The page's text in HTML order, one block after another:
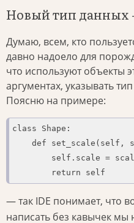
Новый тип
Думаю, всем, кто
давно надоело для
что используют объекты
аргументах, указывать
Поясню на примере:
class Shape:
def set_scale(self,
self.scale =
        return self
— так IDE понимает, что
написать без кавычек мы